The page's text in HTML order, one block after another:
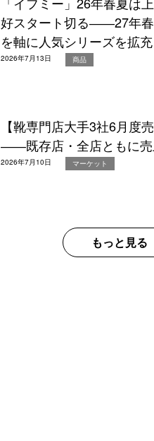
好スタート切る――27年
を軸に人気シリーズを拡充
2026年7月13日 商品
【靴専門店大手3社6月度
――既存店・全店ともに売
2026年7月10日 マーケット
もっと見る